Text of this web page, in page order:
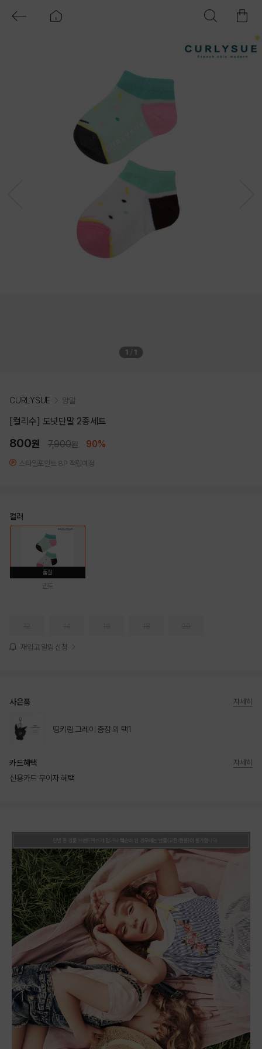
1 1
CURLYSUE 양말
[컬리수] 도넛단말 2종세트
800원 7,900원 90%
스타일포인트 8P 적립예정
컬러
품절
민트
재입고 알림 신청
사은품
띵키링 그레이 증정 외 택1
자세히
카드혜택
신용카드 무이자 혜택
자세히